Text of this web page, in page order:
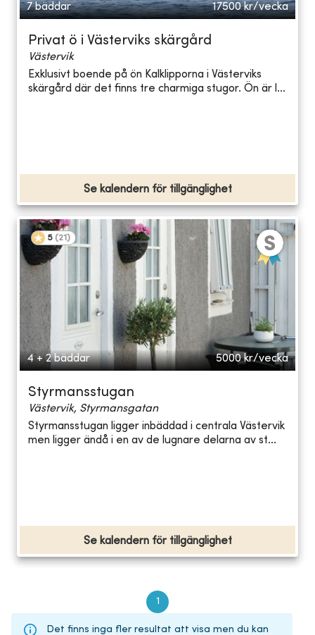
7 bäddar 17500 kr/vecka
Privat ö i Västerviks skärgård
Västervik
Exklusivt boende på ön Kalklipporna i Västerviks
skärgård där det finns tre charmiga stugor. Ön är l...
Se kalendern för tillgänglighet
5 (21 )
4 + 2 bäddar 5000 kr/vecka
Styrmansstugan
Västervik, Styrmansgatan
Styrmansstugan ligger inbäddad i centrala Västervik
men ligger ändå i en av de lugnare delarna av st...
Se kalendern för tillgänglighet
1
Det finns inga fler resultat att visa men du kan